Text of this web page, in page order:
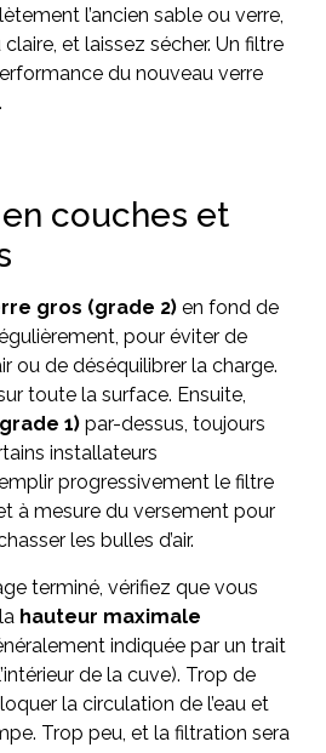
l’ancien sable ou verre,
claire, et laissez sécher. Un filtre
du nouveau verre
couches et
gros (grade 2) en fond de
pour éviter de
ou de déséquilibrer la charge.
toute la surface. Ensuite,
1) par-dessus, toujours
installateurs
progressivement le filtre
à mesure du versement pour
les bulles d’air.
terminé, vérifiez que vous
hauteur maximale
indiquée par un trait
de la cuve). Trop de
la circulation de l’eau et
Trop peu, et la filtration sera